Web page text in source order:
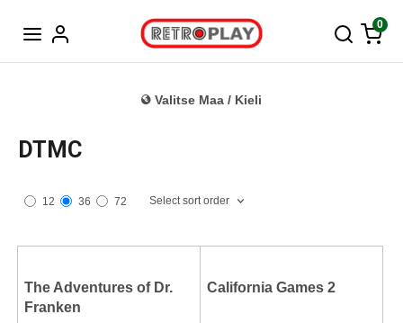
0
Valitse Maa / Kieli
DTMC
12 36 72 Select sort order
The Adventures of Dr.
Franken
California Games 2